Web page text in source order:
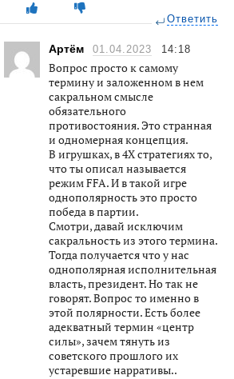
Ответить
Артём 01.04.2023 14:18
Вопрос просто к самому
термину и заложенном в нем
сакральном смысле
обязательного
противостояния. Это странная
и одномерная концепция.
В игрушках, в 4X стратегиях то,
что ты описал называется
режим FFA. И в такой игре
однополярность это просто
победа в партии.
Смотри, давай исключим
сакральность из этого термина.
Тогда получается что у нас
однополярная исполнительная
власть, президент. Но так не
говорят. Вопрос то именно в
этой полярности. Есть более
адекватный термин «центр
силы», зачем тянуть из
советского прошлого их
устаревшие нарративы..